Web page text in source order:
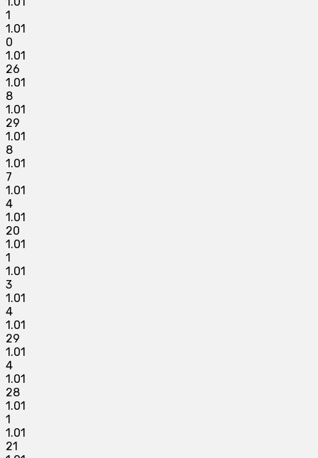
1
1.01
0
1.01
26
1.01
8
1.01
29
1.01
8
1.01
7
1.01
4
1.01
20
1.01
1
1.01
3
1.01
4
1.01
29
1.01
4
1.01
28
1.01
1
1.01
21